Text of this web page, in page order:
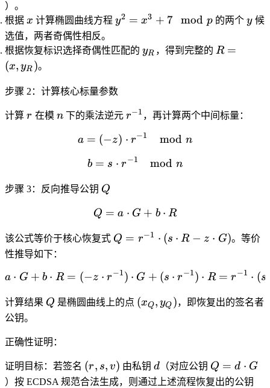
r
\mod
n
p
）。
根据 x
x 计算椭圆曲线方程 y^2
x^3
p
y2 = x3 + 7 mod p 的两个y
y 候
选值，两者奇偶性相反。
根据恢复标识选择奇偶性匹配的 y_R
yR ，得到完整的 R =
R =
(x, yR )。
步骤 2：计算核心标量参数
计算 r
r 在模 n
n下的乘法逆元 r^{-1}
r−1 ，再计算两个中间标量：
a = (-z) \cdot r^{-1}
a = (−z) ⋅ r−1 mod n
b = s \cdot r^{-1} \mod n
b = s ⋅ r−1 mod n
步骤 3：反向推导公钥 Q
Q
Q = a \cdot G + b \cdot
Q = a ⋅ G + b ⋅ R
该公式等价于核心恢复式 Q =
(s
R - z
Q = r−1 ⋅ (s ⋅ R − z ⋅ G)。等价
性推导如下：
a \cdot G + b \cdot R =
a ⋅ G + b ⋅ R = (−z ⋅ r−1) ⋅ G + (s ⋅ r−1) ⋅ R = r−1 ⋅ (s
计算结果 Q
Q 是椭圆曲线上的点 (x_Q,
(xQ, yQ )，即恢复出的签名者
公钥。
正确性证明：
证明目标：若签名 (r,
s,
(r, s, v) 由私钥 d
d（对应公钥 Q =
d
Q = d ⋅ G
）按 ECDSA 规范合法生成，则通过上述流程恢复出的公钥